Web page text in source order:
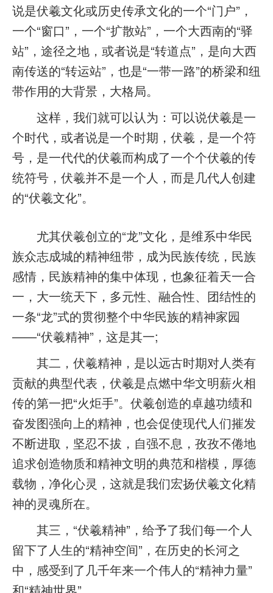
说是伏羲文化或历史传承文化的一个“门户”，
一个“窗口”，一个“扩散站”，一个大西南的“驿
站”，途径之地，或者说是“转道点”，是向大西
南传送的“转运站”，也是“一带一路”的桥梁和纽
带作用的大背景，大格局。
这样，我们就可以认为：可以说伏羲是一
个时代，或者说是一个时期，伏羲，是一个符
号，是一代代的伏羲而构成了一个个伏羲的传
统符号，伏羲并不是一个人，而是几代人创建
的“伏羲文化”。
尤其伏羲创立的“龙”文化，是维系中华民
族众志成城的精神纽带，成为民族传统，民族
感情，民族精神的集中体现，也象征着天一合
一，大一统天下，多元性、融合性、团结性的
一条“龙”式的贯彻整个中华民族的精神家园
——“伏羲精神”，这是其一;
其二，伏羲精神，是以远古时期对人类有
贡献的典型代表，伏羲是点燃中华文明薪火相
传的第一把“火炬手”。伏羲创造的卓越功绩和
奋发图强向上的精神，也会促使现代人们摧发
不断进取，坚忍不拔，自强不息，孜孜不倦地
追求创造物质和精神文明的典范和楷模，厚德
载物，净化心灵，这就是我们宏扬伏羲文化精
神的灵魂所在。
其三，“伏羲精神”，给予了我们每一个人
留下了人生的“精神空间”，在历史的长河之
中，感受到了几千年来一个伟人的“精神力量”